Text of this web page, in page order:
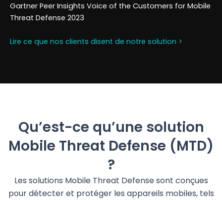
Gartner Peer Insights Voice of the Customers for Mobile
Threat Defense 2023
Lire ce que nos clients disent de notre solution >
Qu’est-ce qu’une solution
Mobile Threat Defense (MTD)
?
Les solutions Mobile Threat Defensesont conçues
pour détecter et protéger les appareils mobiles, tels